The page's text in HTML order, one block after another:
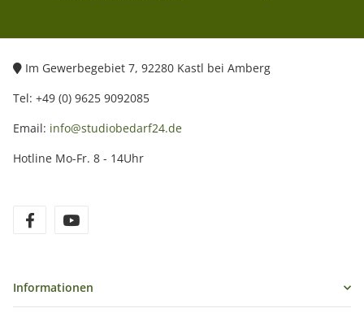
Im Gewerbegebiet 7, 92280 Kastl bei Amberg
Tel: +49 (0) 9625 9092085
Email: info@studiobedarf24.de
Hotline Mo-Fr. 8 - 14Uhr
Informationen